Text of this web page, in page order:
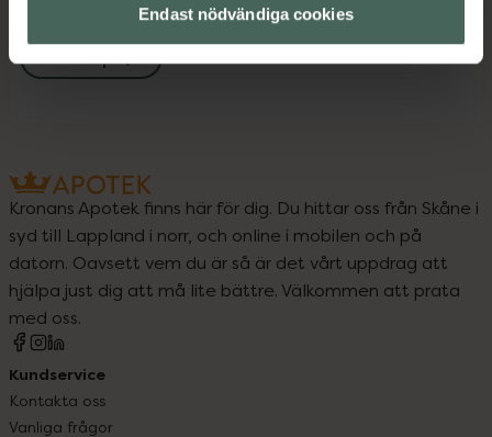
Endast nödvändiga cookies
Basmakeup
Concealer
Makeup
Kronans Apotek finns här för dig. Du hittar oss från Skåne i
syd till Lappland i norr, och online i mobilen och på
datorn. Oavsett vem du är så är det vårt uppdrag att
hjälpa just dig att må lite bättre. Välkommen att prata
med oss.
Kundservice
Kontakta oss
Vanliga frågor